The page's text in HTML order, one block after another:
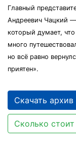
Главный
Андреевич Чацкий
который думает,
много
но всё равно
приятен».
Скачать архив
Сколько стоит